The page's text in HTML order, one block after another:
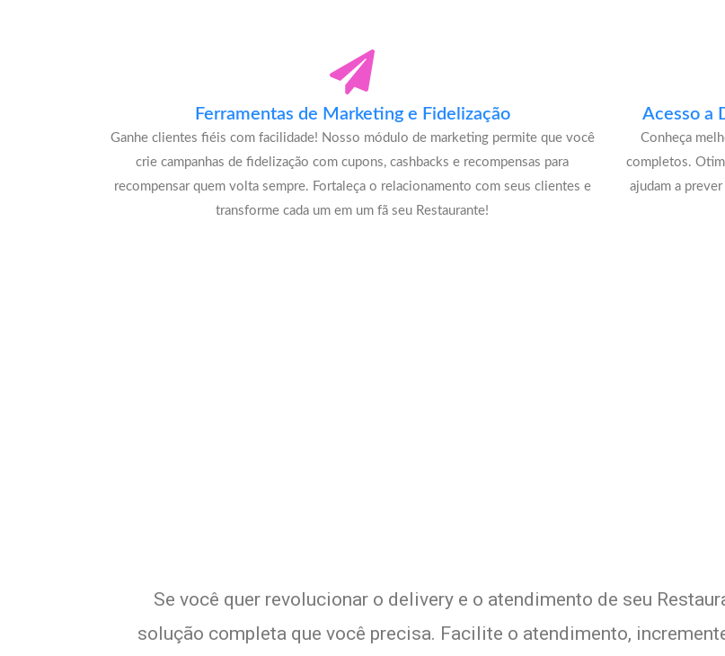
Ferramentas de Marketing e Fidelização
Ganhe clientes fiéis com facilidade! Nosso módulo de marketing permite que você
crie campanhas de fidelização com cupons, cashbacks e recompensas para
recompensar quem volta sempre. Fortaleça o relacionamento com seus clientes e
transforme cada um em um fã seu Restaurante!
Acesso a
Conheça
completos.
ajudam a
Se você quer revolucionar o delivery e o atendimento de seu
solução completa que você precisa. Facilite o atendimento,